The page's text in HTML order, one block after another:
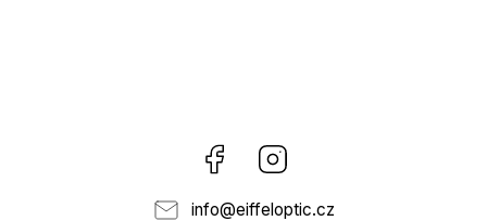
Facebook
info@eiffeloptic.cz